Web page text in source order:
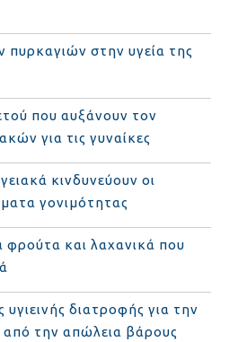
πυρκαγιών στην υγεία της
που αυξάνουν τον
για τις γυναίκες
κινδυνεύουν οι
γονιμότητας
φρούτα και λαχανικά που
διατροφής για την
την απώλεια βάρους